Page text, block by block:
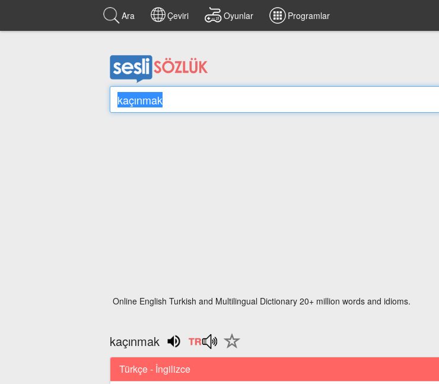
Ara Çeviri Oyunlar Programlar
Online English Turkish and Multilingual Dictionary 20+ million words and idioms.
kaçınmak
Türkçe - İngilizce